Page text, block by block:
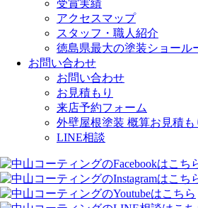
受賞実績
アクセスマップ
スタッフ・職人紹介
徳島県最大の塗装ショール
お問い合わせ
お問い合わせ
お見積もり
来店予約フォーム
外壁屋根塗装 概算お見積も
LINE相談